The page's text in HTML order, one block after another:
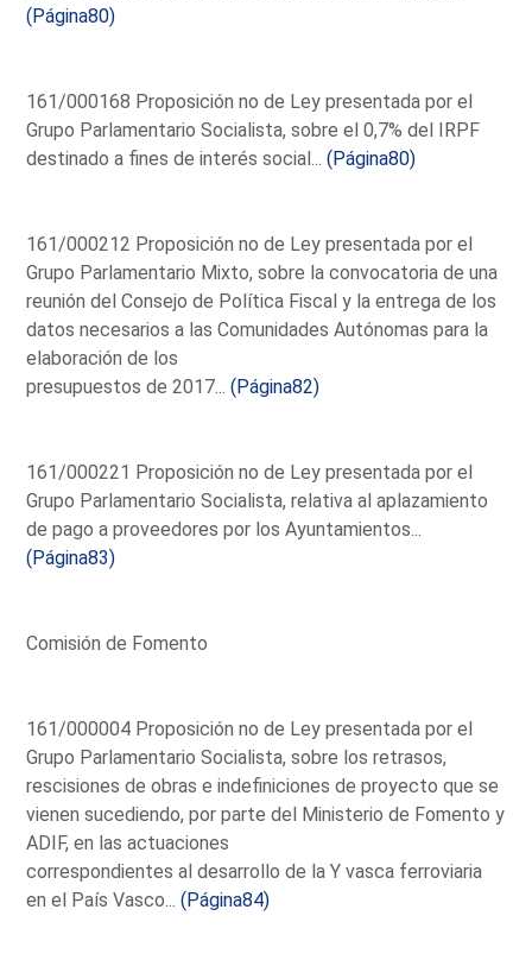
(Página80)
161/000168 Proposición no de Ley presentada por el
Grupo Parlamentario Socialista, sobre el 0,7% del IRPF
destinado a fines de interés social...(Página80)
161/000212 Proposición no de Ley presentada por el
Grupo Parlamentario Mixto, sobre la convocatoria de una
reunión del Consejo de Política Fiscal y la entrega de los
datos necesarios a las Comunidades Autónomas para la
elaboración de los
presupuestos de 2017...(Página82)
161/000221 Proposición no de Ley presentada por el
Grupo Parlamentario Socialista, relativa al aplazamiento
de pago a proveedores por los Ayuntamientos...
(Página83)
Comisión de Fomento
161/000004 Proposición no de Ley presentada por el
Grupo Parlamentario Socialista, sobre los retrasos,
rescisiones de obras e indefiniciones de proyecto que se
vienen sucediendo, por parte del Ministerio de Fomento y
ADIF, en las actuaciones
correspondientes al desarrollo de la Y vasca ferroviaria
en el País Vasco...(Página84)